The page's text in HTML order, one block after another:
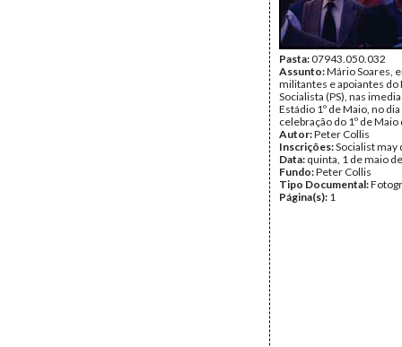
Pasta:07943.050.032
Assunto:Mário Soares,
militantes e apoiantes do
Socialista (PS), nas
Estádio 1º de Maio, no dia
celebração do 1º de
Autor:Peter Collis
Inscrições:Socialist may
Data: quinta, 1 de maio
Fundo:Peter Collis
Tipo Documental:
Página(s): 1